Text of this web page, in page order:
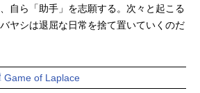
自ら「助手」を志願する。次々と起こる
ヤシは退屈な日常を捨て置いていくのだ
Game of Laplace